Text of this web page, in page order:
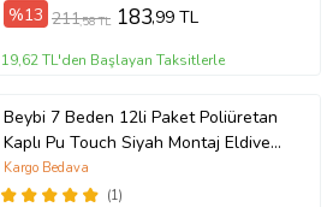
%13 211,58 TL 183,99 TL
19,62 TL'den Başlayan Taksitlerle
Beybi 7 Beden 12li Paket Poliüretan
Kaplı Pu Touch Siyah Montaj Eldiven
EN388 (3121X)
(1)
Kargo Bedava